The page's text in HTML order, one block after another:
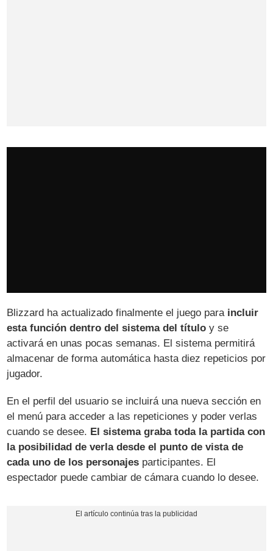
Blizzard ha actualizado finalmente el juego para incluir
esta función dentro del sistema del título y se
activará en unas pocas semanas. El sistema permitirá
almacenar de forma automática hasta diez repeticios por
jugador.
En el perfil del usuario se incluirá una nueva sección en
el menú para acceder a las repeticiones y poder verlas
cuando se desee. El sistema graba toda la partida con
la posibilidad de verla desde el punto de vista de
cada uno de los personajes participantes. El
espectador puede cambiar de cámara cuando lo desee.